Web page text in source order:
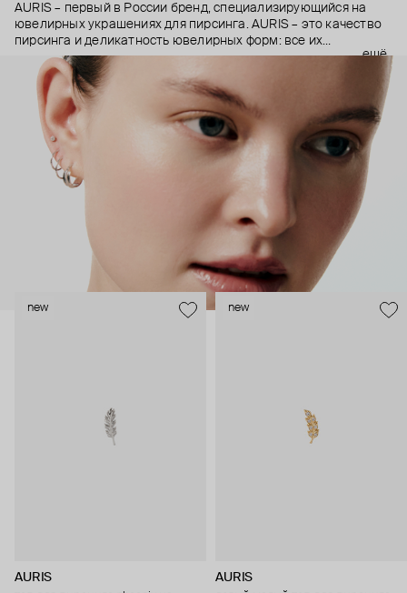
AURIS – первый в России бренд, специализирующийся на
ювелирных украшениях для пирсинга. AURIS – это качество
пирсинга и деликатность ювелирных форм: все их
украшения ручной работы. В процессе создания участвуют
как профессиональные пирсеры (они отвечают за
безопасность и эргономичность пирсинга), так и ювелирные
стилисты (благодаря им дизайн соответствует трендам, а
украшения легко сочетаются между собой).
Украшения AURIS – для тех, кто открыто выражает себя, но
делает это интеллигентно и по-взрослому.
ещё
new
AURIS
new
AURIS